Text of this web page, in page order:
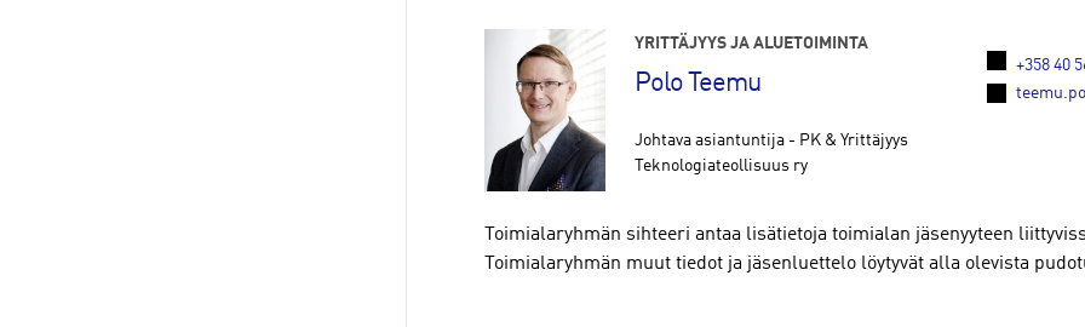
YRITTÄJYYS JA ALUETOIMINTA
Polo Teemu
Johtava asiantuntija - PK & Yrittäjyys
Teknologiateollisuus ry
+358 40
Toimialaryhmän sihteeri antaa lisätietoja toimialan jäsenyyteen
Toimialaryhmän muut tiedot ja jäsenluettelo löytyvät alla olevista